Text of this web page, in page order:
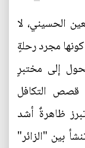
الحسيني، لا
مجرد رحلةٍ
إلى مختبرٍ
قصص التكافل
ظاهرةٌ أشد
بين "الزائر"